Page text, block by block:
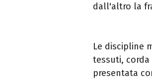
dall'altro la
Le discipline
tessuti, corda
presentata